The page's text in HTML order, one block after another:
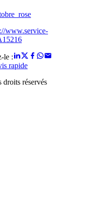
www.service-
le :
rapide
réservés